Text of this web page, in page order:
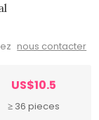
nous contacter
US$10.5
≥ 36 pieces